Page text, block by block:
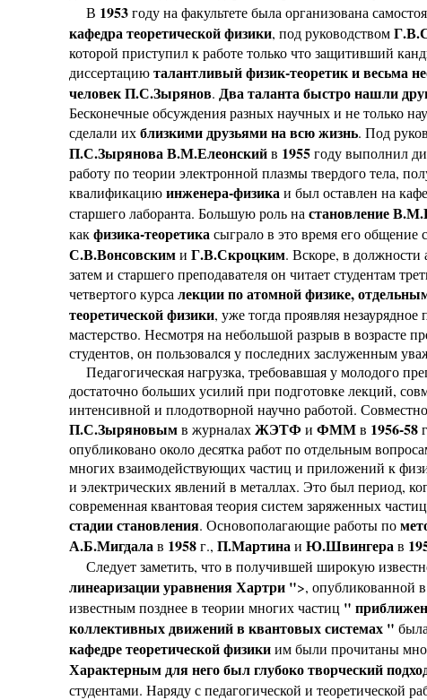
В 1953году на факультете была организована
кафедра теоретической физики, под руководством
которой приступил к работе только что защитивший
диссертациюталантливый физик-теоретик и весьма
человек П.С.Зырянов. Два таланта быстро нашли
Бесконечные обсуждения разных научных и не только
сделали ихблизкими друзьями на всю жизнь. Под
П.С.Зырянова В.М.Елеонскийв 1955году выполнил
работу по теории электронной плазмы твердого тела,
квалификациюинженера-физика и был оставлен на
старшего лаборанта. Большую роль на становление
какфизика-теоретика сыграло в это время его общение с
С.В.Вонсовскими Г.В.Скроцким. Вскоре, в должности
затем и старшего преподавателя он читает студентам
четвертого курса лекции по атомной физике,
теоретической физики, уже тогда проявляя незаурядное
мастерство. Несмотря на небольшой разрыв в возрасте
студентов, он пользовался у последних заслуженным
Педагогическая нагрузка, требовавшая у молодого
достаточно больших усилий при подготовке лекций,
интенсивной и плодотворной научно работой.
П.С.Зыряновымв журналахЖЭТФ и ФММв 1956-58
опубликовано около десятка работ по отдельным
многих взаимодействующих частиц и приложений к
и электрических явлений в металлах. Это был период,
современная квантовая теория систем заряженных
стадии становления. Основополагающие работы по
А.Б.Мигдала в 1958г., П.Мартина и Ю.Швингерав
Следует заметить, что в получившей широкую
линеаризации уравнения Хартри ">, опубликованной в
известным позднее в теории многих частиц "
коллективных движений в квантовых системах "
кафедре теоретической физикиим были прочитаны
Характерным для него был глубоко творческий
студентами. Наряду с педагогической и теоретической